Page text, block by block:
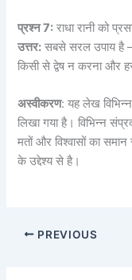
प्रश्न 7: राधा रानी को
उत्तर: सबसे सरल उपाय
किसी से द्वेष न करना और
अस्वीकरण: यह लेख
लिखा गया है। विभिन्न
मतों और विश्वासों का
के उद्देश्य से है।
PREVIOUS